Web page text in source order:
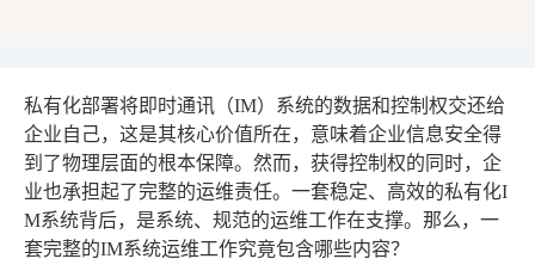
私有化部署将即时通讯（IM）系统的数据和控制权交还给
企业自己，这是其核心价值所在，意味着企业信息安全得
到了物理层面的根本保障。然而，获得控制权的同时，企
业也承担起了完整的运维责任。一套稳定、高效的私有化I
M系统背后，是系统、规范的运维工作在支撑。那么，一
套完整的IM系统运维工作究竟包含哪些内容？